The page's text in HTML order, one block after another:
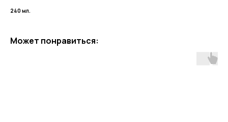
240 мл.
Может понравиться: